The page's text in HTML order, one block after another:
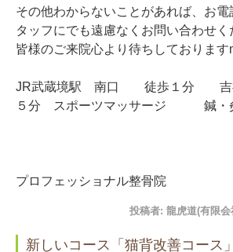
その他わからないことがあれば、お電
タッフにでも遠慮なくお問い合わせく
皆様のご来院心より待ちしております
JR武蔵境駅 南口 徒歩１分 吉祥
５分 スポーツマッサージ 鍼
プロフェッショナル整骨院
投稿者: 龍虎道(有限
新しいコース「猫背改善コース